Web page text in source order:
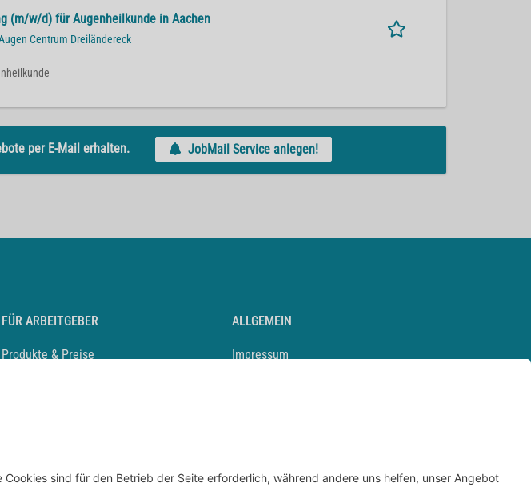
(m/w/d) für Augenheilkunde in Aachen
Centrum Dreiländereck
per E-Mail erhalten. JobMail Service anlegen!
FÜR ARBEITGEBER
Produkte & Preise
ALLGEMEIN
Impressum